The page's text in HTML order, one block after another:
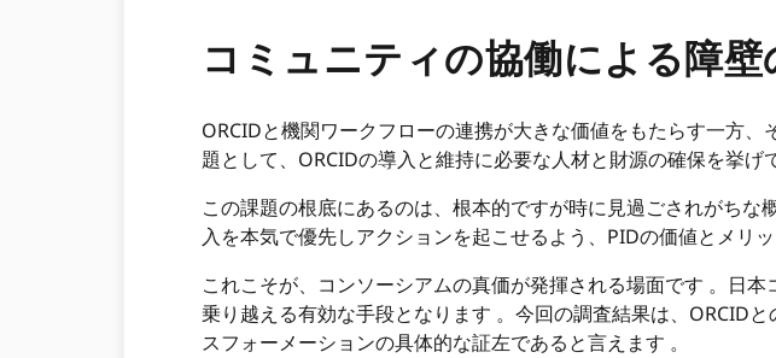
コミュニティの協働による障壁
ORCIDと機関ワークフローの連携が大きな価値をもたらす一方
題として、ORCIDの導入と維持に必要な人材と財源の確保を挙げ
この課題の根底にあるのは、根本的ですが時に見過ごされがち
入を本気で優先しアクションを起こせるよう、PIDの価値とメリ
これこそが、コンソーシアムの真価が発揮される場面です 。日
乗り越える有効な手段となります 。今回の調査結果は、ORCID
スフォーメーションの具体的な証左であると言えます 。